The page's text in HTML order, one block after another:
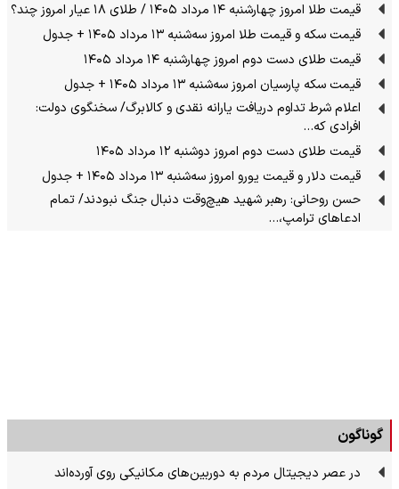
قیمت طلا امروز چهارشنبه ۱۴ مرداد ۱۴۰۵ / طلای ۱۸ عیار امروز چند؟
قیمت سکه و قیمت طلا امروز سه‌شنبه ۱۳ مرداد ۱۴۰۵ + جدول
قیمت طلای دست دوم امروز چهارشنبه ۱۴ مرداد ۱۴۰۵
قیمت سکه پارسیان امروز سه‌شنبه ۱۳ مرداد ۱۴۰۵ + جدول
اعلام شرط تداوم دریافت یارانه نقدی و کالابرگ/ سخنگوی دولت:
افرادی که…
قیمت طلای دست دوم امروز دوشنبه ۱۲ مرداد ۱۴۰۵
قیمت دلار و قیمت یورو امروز سه‌شنبه ۱۳ مرداد ۱۴۰۵ + جدول
حسن روحانی: رهبر شهید هیچ‌وقت دنبال جنگ نبودند/ تمام
ادعاهای ترامپ،…
گوناگون
در عصر دیجیتال مردم به دوربین‌های مکانیکی روی آورده‌اند